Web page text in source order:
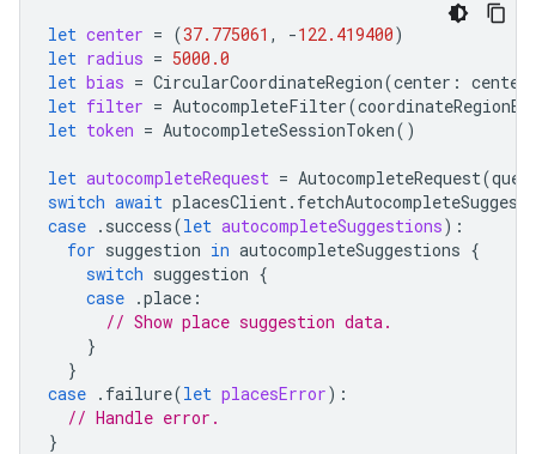
let center = (37.775061 , -122.419400)
let radius = 5000.0
let bias = CircularCoordinateRegion(center : center
let filter = AutocompleteFilter(
let token = AutocompleteSessionToken()
let autocompleteRequest = AutocompleteRequest(
switch await placesClient .
case . success(let autocompleteSuggestions):
for suggestion in autocompleteSuggestions {
switch suggestion {
case .place :
// Show place suggestion data.
}
}
case . failure(let placesError):
// Handle error.
}